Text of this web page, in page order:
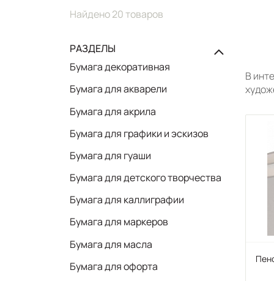
Найдено 20 товаров
РАЗДЕЛЫ
Бумага декоративная
Бумага для акварели
Бумага для акрила
Бумага для графики и эскизов
Бумага для гуаши
Бумага для детского творчества
Бумага для каллиграфии
Бумага для маркеров
Бумага для масла
Бумага для офорта
В